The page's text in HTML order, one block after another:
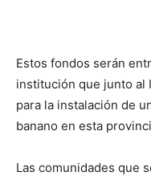
Estos fondos serán
institución que junto al
para la instalación de
banano en esta
Las comunidades que